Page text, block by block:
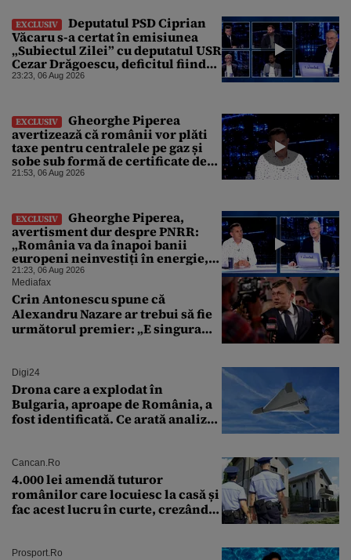
EXCLUSIV
Deputatul PSD Ciprian
Văcaru s-a certat în emisiunea
„Subiectul Zilei” cu deputatul USR
Cezar Drăgoescu, deficitul fiind
motivul scandalului
23:23, 06 Aug 2026
EXCLUSIV
Gheorghe Piperea
avertizează că românii vor plăti
taxe pentru centralele pe gaz și
sobe sub formă de certificate de
CO2
21:53, 06 Aug 2026
EXCLUSIV
Gheorghe Piperea,
avertisment dur despre PNRR:
„România va da înapoi banii
europeni neinvestiți în energie,
chiar dacă a închis centralele pe
cărbune”
21:23, 06 Aug 2026
Mediafax
Crin Antonescu spune că
Alexandru Nazare ar trebui să fie
următorul premier: „E singura
Digi24
Drona care a explodat în
Bulgaria, aproape de România, a
fost identificată. Ce arată analiza
Cancan.ro
4.000 lei amendă tuturor
românilor care locuiesc la casă și
fac acest lucru în curte, crezând
Prosport.ro